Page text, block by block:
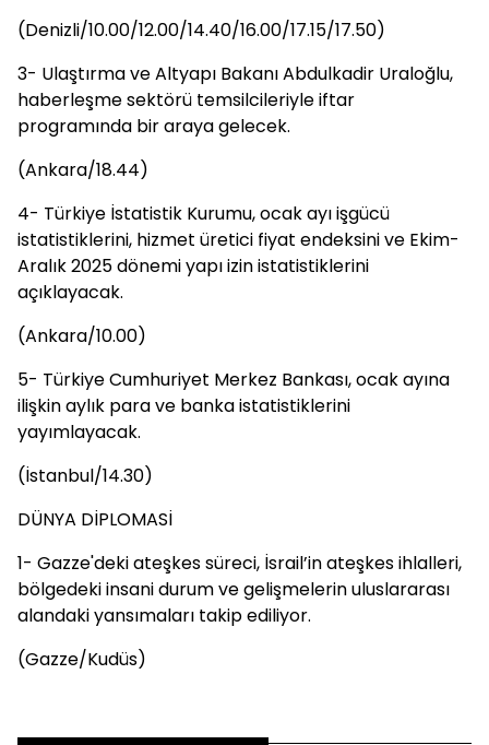
(Denizli/10.00/12.00/14.40/16.00/17.15/17.50)
3- Ulaştırma ve Altyapı Bakanı Abdulkadir Uraloğlu,
haberleşme sektörü temsilcileriyle iftar
programında bir araya gelecek.
(Ankara/18.44)
4- Türkiye İstatistik Kurumu, ocak ayı işgücü
istatistiklerini, hizmet üretici fiyat endeksini ve Ekim-
Aralık 2025 dönemi yapı izin istatistiklerini
açıklayacak.
(Ankara/10.00)
5- Türkiye Cumhuriyet Merkez Bankası, ocak ayına
ilişkin aylık para ve banka istatistiklerini
yayımlayacak.
(İstanbul/14.30)
DÜNYA DİPLOMASİ
1- Gazze'deki ateşkes süreci, İsrail’in ateşkes ihlalleri,
bölgedeki insani durum ve gelişmelerin uluslararası
alandaki yansımaları takip ediliyor.
(Gazze/Kudüs)